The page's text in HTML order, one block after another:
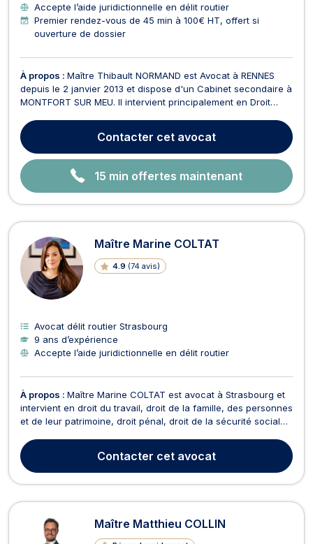
Accepte l’aide juridictionnelle en délit routier
Premier rendez-vous de 45 min à 100€ HT, offert si
ouverture de dossier
À propos : Maître Thibault NORMAND est Avocat à RENNES
depuis le 2 janvier 2013 et dispose d'un Cabinet secondaire à
MONTFORT SUR MEU. Il intervient principalement en Droit
procédure, de la garde à vue à votre convocation devant la
juridiction pénale (Tribunal de Police, Tribu...
Contacter cet avocat
15 min offertes maintenant
Maître Marine COLTAT
4.9 (74 avis)
Avocat délit routier Strasbourg
9 ans d’expérience
Accepte l’aide juridictionnelle en délit routier
À propos : Maître Marine COLTAT est avocat à Strasbourg et
intervient en droit du travail, droit de la famille, des personnes
et de leur patrimoine, droit pénal, droit de la sécurité sociale,
Maître COLTAT dispose d'une expertise en droit du travail et
traite des dossiers relati...
Contacter cet avocat
Maître Matthieu COLLIN